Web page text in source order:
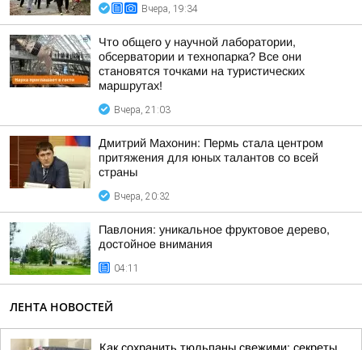
Вчера, 19:34
Что общего у научной лаборатории,
обсерватории и технопарка? Все они
становятся точками на туристических
маршрутах!
Вчера, 21:03
Дмитрий Махонин: Пермь стала центром
притяжения для юных талантов со всей
страны
Вчера, 20:32
Павлония: уникальное фруктовое дерево,
достойное внимания
04:11
ЛЕНТА НОВОСТЕЙ